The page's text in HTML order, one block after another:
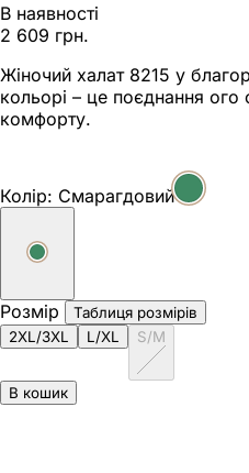
В наявності
2 609 грн.
Жіночий халат 8215 у
кольорі – це поєднання
комфорту.
Колір: Смарагдовий
Розмір
Таблиця розмірів
2XL/3XL
L/XL S/M
В кошик